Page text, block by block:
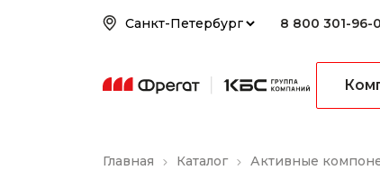
8 800 301-96-
Главная Каталог Активные